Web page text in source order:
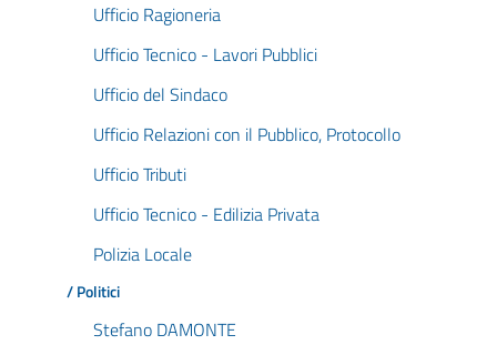
Ufficio Ragioneria
Ufficio Tecnico - Lavori Pubblici
Ufficio del Sindaco
Ufficio Relazioni con il Pubblico, Protocollo
Ufficio Tributi
Ufficio Tecnico - Edilizia Privata
Polizia Locale
/ Politici
Stefano DAMONTE